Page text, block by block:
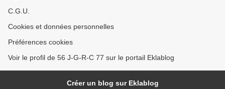
C.G.U.
Cookies et données personnelles
Préférences cookies
Voir le profil de 56 J-G-R-C 77 sur le portail Eklablog
Créer un blog sur Eklablog